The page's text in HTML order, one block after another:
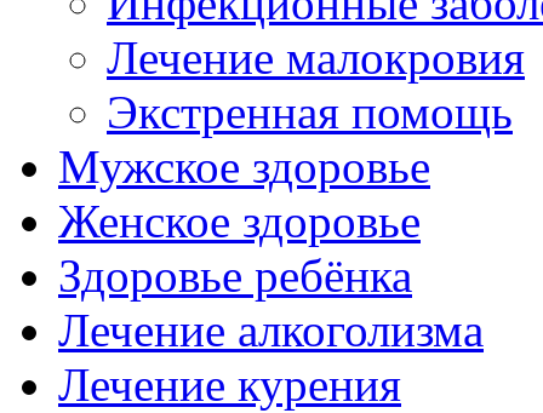
Лечение малокровия
Экстренная помощь
Мужское здоровье
Женское здоровье
Здоровье ребёнка
Лечение алкоголизма
Лечение курения